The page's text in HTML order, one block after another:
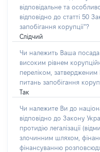
відповідальне та
відповідно до статті 50
запобігання корупції”?
Слідчий
Чи належить Ваша
високим рівнем
переліком,
питань запобігання
Так
Чи належите Ви до
відповідно до Закону
протидію легалізації
злочинним шляхом,
фінансуванню